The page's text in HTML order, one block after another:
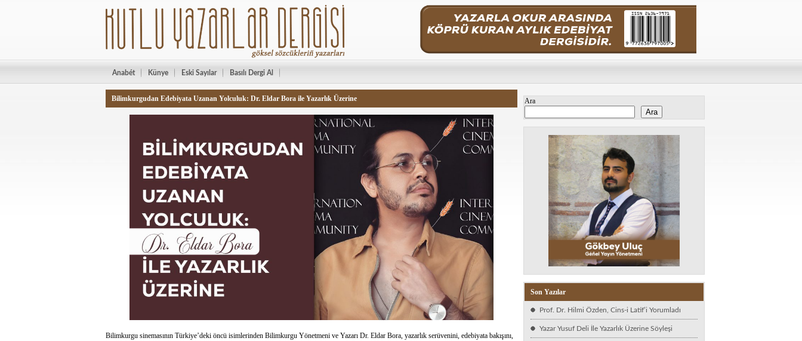
Anabét Künye Eski Sayılar Basılı Dergi Al
Bilimkurgudan Edebiyata Uzanan Yolculuk: Dr. Eldar Bora ile Yazarlık Üzerine
Bilimkurgu sinemasının Türkiye’deki öncü isimlerinden Bilimkurgu Yönetmeni ve Yazarı Dr. Eldar Bora, yazarlık serüvenini, edebiyata bakışını,
Ara
Ara
Son Yazılar
Prof. Dr. Hilmi Özden, Cins-i Latif’i Yorumladı
Yazar Yusuf Deli İle Yazarlık Üzerine Söyleşi